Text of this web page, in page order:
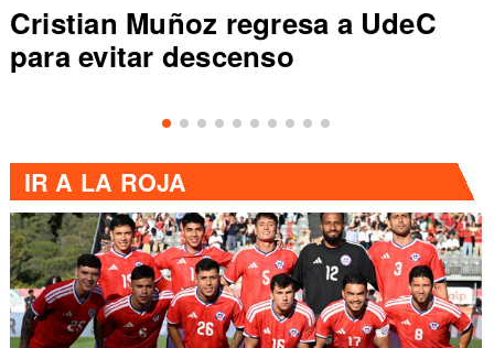
regresa a UdeC
Colo Colo
IR A LA ROJA